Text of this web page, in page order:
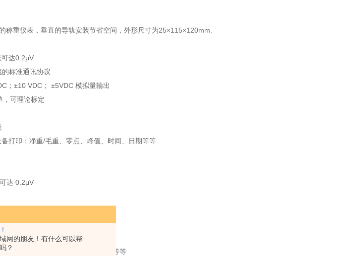
网的朋友！有什么可以帮
？
称重仪表，垂直的导轨安装节省空间，外形尺寸为25×115×120mm.
达0.2μV
标准通讯协议
；±10 VDC； ±5VDC 模拟量输出
，可理论标定
打印：净重/毛重、零点、峰值、时间、日期等等
达 0.2μV
±10 VDC； ±5VDC 模拟量输出
，可理论标定
零、峰值显示、显示数值线性变换等等